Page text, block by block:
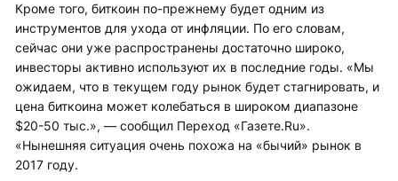
Кроме того, биткоин по-прежнему будет одним из
инструментов для ухода от инфляции. По его словам,
сейчас они уже распространены достаточно широко,
инвесторы активно используют их в последние годы. «Мы
ожидаем, что в текущем году рынок будет стагнировать, и
цена биткоина может колебаться в широком диапазоне
$20-50 тыс.», — сообщил Переход «Газете.Ru».
«Нынешняя ситуация очень похожа на «бычий» рынок в
2017 году.